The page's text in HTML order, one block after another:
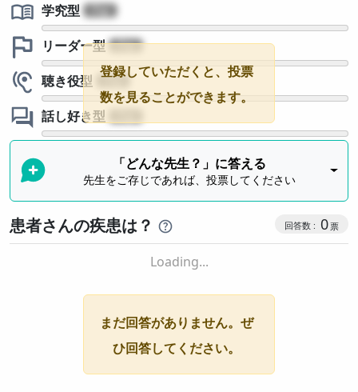
学究型
?
リーダー型
?
聴き役型
?
話し好き型
「どんな先生？」に答える
先生をご存じであれば、投票してください
登録していただくと、投票
数を見ることができます。
患者さんの疾患は？ 0
Loading...
まだ回答がありません。ぜ
ひ回答してください。